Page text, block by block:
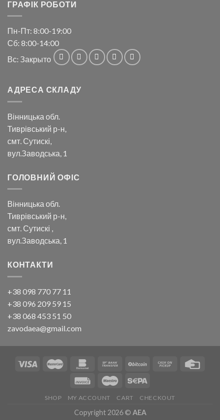
ГРАФІК РОБОТИ
Пн-Пт: 8:00-19:00
Сб: 8:00-14:00
Вс: Закрыто
АДРЕСА СКЛАДУ
Вінницька обл.
Тиврівський р-н,
смт. Сутискі,
вул.Заводська, 1
ГОЛОВНИЙ ОФІС
Вінницька обл.
Тиврівський р-н,
смт. Сутискі ,
вул.Заводська, 1
КОНТАКТИ
+38 098 770 77 11
+38 096 209 59 15
+38 068 453 51 50
zavodaea@gmail.com
SHOP MY ACCOUNT CART CHECKOUT
Copyright 2026 © AEA